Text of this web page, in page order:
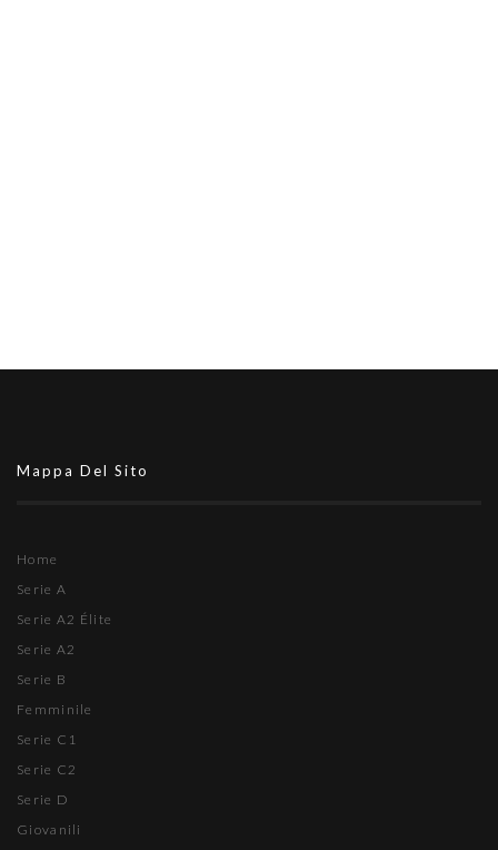
Mappa Del Sito
Home
Serie A
Serie A2 Élite
Serie A2
Serie B
Femminile
Serie C1
Serie C2
Serie D
Giovanili